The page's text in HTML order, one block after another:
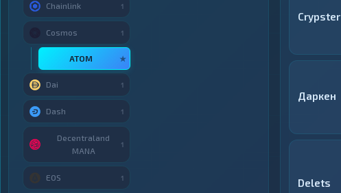
Crypster
Даркен
Delets
Chainlink 1
Cosmos 1
ATOM ★
Dai 1
Dash 1
Decentraland
MANA
1
EOS 1